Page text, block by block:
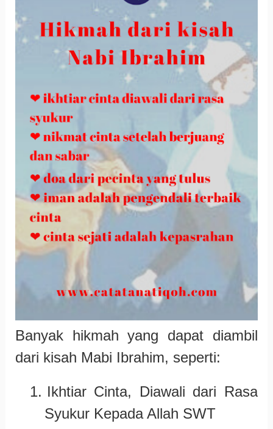
Banyak hikmah yang dapat diambil
dari kisah Mabi Ibrahim, seperti:
1. Ikhtiar Cinta, Diawali dari Rasa
Syukur Kepada Allah SWT